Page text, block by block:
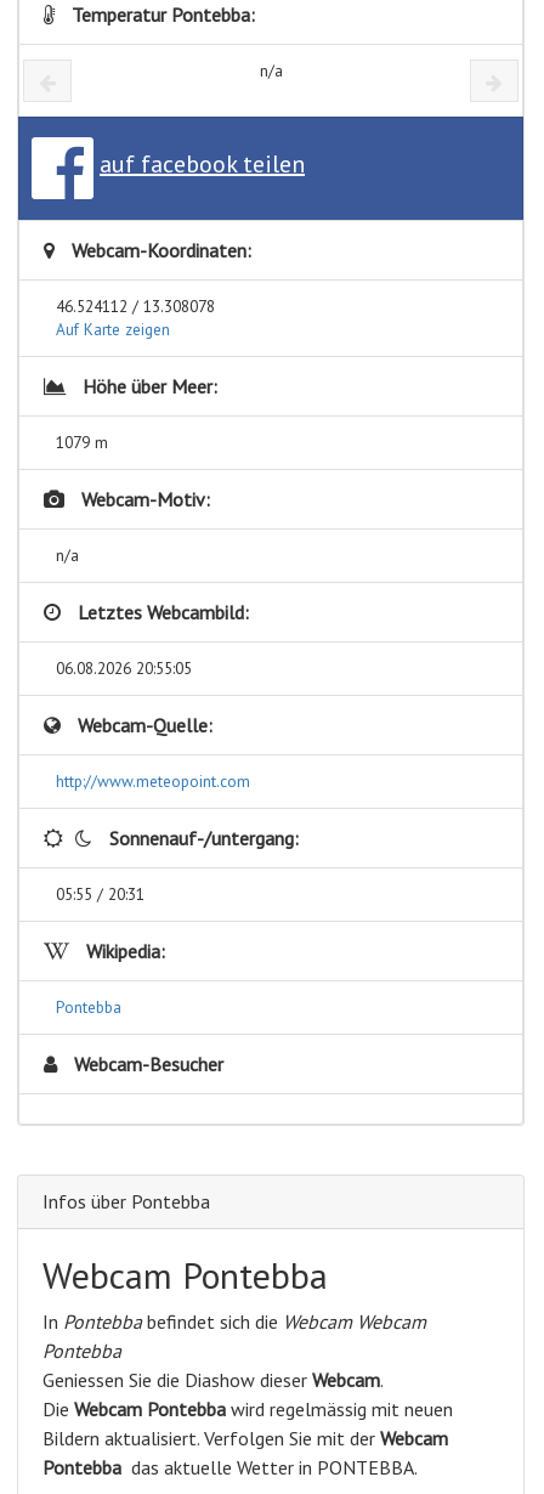
Temperatur Pontebba:
n/a
auf facebook teilen
Webcam-Koordinaten:
46.524112 / 13.308078
Auf Karte zeigen
Höhe über Meer:
1079 m
Webcam-Motiv:
n/a
Letztes Webcambild:
06.08.2026 20:55:05
Webcam-Quelle:
http://www.meteopoint.com
Sonnenauf-/untergang:
05:55 / 20:31
Wikipedia:
Pontebba
Webcam-Besucher
Infos über Pontebba
Webcam Pontebba
In Pontebbabefindet sich die Webcam Webcam
Pontebba
Geniessen Sie die Diashow dieser Webcam.
Die Webcam Pontebba wird regelmässig mit neuen
Bildern aktualisiert. Verfolgen Sie mit der Webcam
Pontebba das aktuelle Wetter in PONTEBBA.